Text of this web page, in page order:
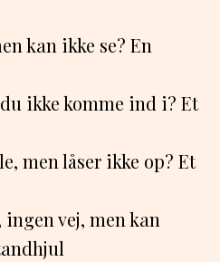
kan ikke se? En
ikke komme ind i? Et
men låser ikke op? Et
vej, men kan